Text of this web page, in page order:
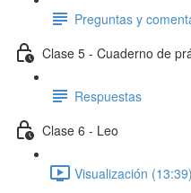
Preguntas y
Clase 5 - Cuaderno de
Respuestas
Clase 6 - Leo
Visualización (13:39)